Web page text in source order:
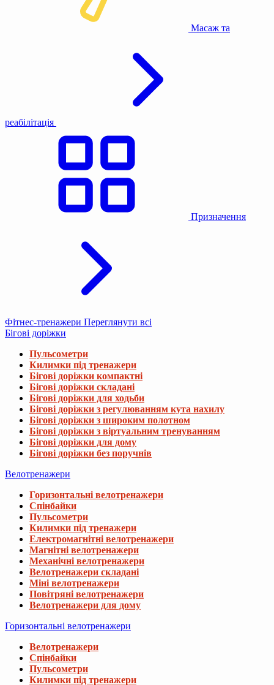
Масаж та
реабілітація
Призначення
Фітнес-тренажери Переглянути всі
Бігові доріжки
Пульсометри
Килимки під тренажери
Бігові доріжки компактні
Бігові доріжки складані
Бігові доріжки для ходьби
Бігові доріжки з регулюванням кута нахилу
Бігові доріжки з широким полотном
Бігові доріжки з віртуальним тренуванням
Бігові доріжки для дому
Бігові доріжки без поручнів
Велотренажери
Горизонтальні велотренажери
Спінбайки
Пульсометри
Килимки під тренажери
Електромагнітні велотренажери
Магнітні велотренажери
Механічні велотренажери
Велотренажери складані
Міні велотренажери
Повітряні велотренажери
Велотренажери для дому
Горизонтальні велотренажери
Велотренажери
Спінбайки
Пульсометри
Килимки під тренажери